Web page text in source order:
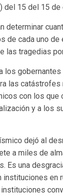
del 15 del 15
determinar
de cada uno
las tragedias
los
las
con los que
y a los
dejó al
a miles de
Es una
instituciones en